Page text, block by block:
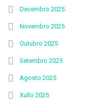
Decembro 2025
Novembro 2025
Outubro 2025
Setembro 2025
Agosto 2025
Xullo 2025